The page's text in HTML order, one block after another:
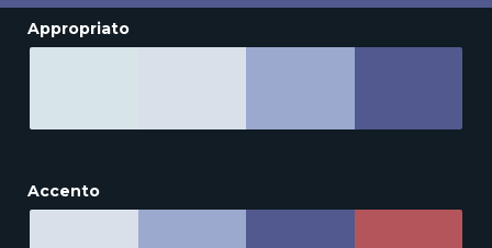
Appropriato
Accento